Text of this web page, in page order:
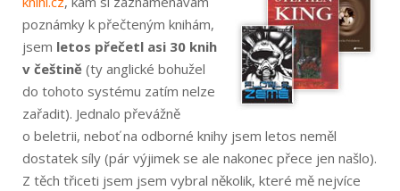
poznámky k přečteným knihám,
jsem letos přečetl asi 30 knih
v češtině (ty anglické bohužel
do tohoto systému zatím nelze
zařadit). Jednalo převážně
o beletrii, neboť na odborné knihy jsem letos neměl
dostatek síly (pár výjimek se ale nakonec přece jen našlo).
Z těch třiceti jsem jsem vybral několik, které mě nejvíce